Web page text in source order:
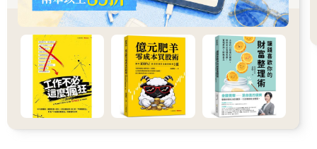
慣的效應似乎很小，但幾個月、甚至幾年下來，它們就可能造成
極巨大的影響。唯有兩年、五年，或者十年之後回頭看，好習慣
的價值與壞習慣的代價才變得極為明顯。
要在日常生活中體會這個概念可能不容易。我們往往輕視小改
變，因為它們在當下似乎並不重要。現在存一點錢，你仍舊不是
百萬富豪；連續上健身房三天，你的身材還是很糟；今晚研讀法
文一小時，你還是沒學會這個語言。我們做出一些改變，成果卻
似乎總是來得不夠快，於是我們回歸先前的慣例。
不幸的是，變化的緩慢步調也同時讓惡習悄悄生根。今天吃一餐